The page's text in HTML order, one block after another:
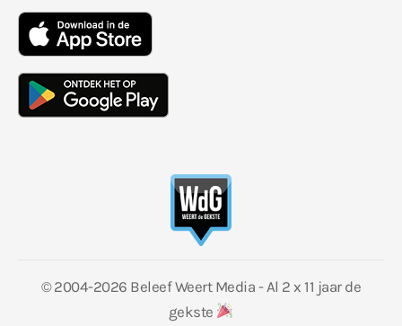
© 2004-2026 Beleef Weert Media - Al 2 x 11 jaar de
gekste